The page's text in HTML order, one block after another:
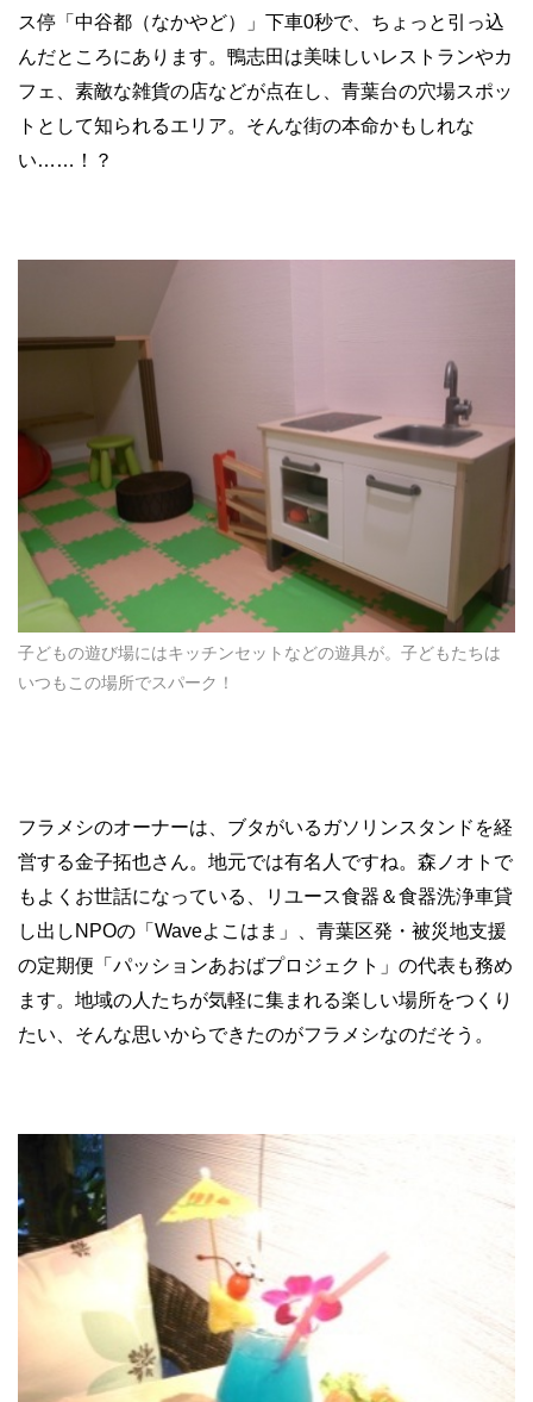
ス停「中谷都（なかやど）」下車0秒で、ちょっと引っ込
んだところにあります。鴨志田は美味しいレストランやカ
フェ、素敵な雑貨の店などが点在し、青葉台の穴場スポッ
トとして知られるエリア。そんな街の本命かもしれな
い……！？
子どもの遊び場にはキッチンセットなどの遊具が。子どもたちは
いつもこの場所でスパーク！
フラメシのオーナーは、ブタがいるガソリンスタンドを経
営する金子拓也さん。地元では有名人ですね。森ノオトで
もよくお世話になっている、リユース食器＆食器洗浄車貸
し出しNPOの「Waveよこはま」、青葉区発・被災地支援
の定期便「パッションあおばプロジェクト」の代表も務め
ます。地域の人たちが気軽に集まれる楽しい場所をつくり
たい、そんな思いからできたのがフラメシなのだそう。